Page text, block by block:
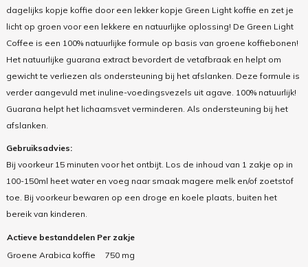
dagelijks kopje koffie door een lekker kopje Green Light koffie en zet je
licht op groen voor een lekkere en natuurlijke oplossing! De Green Light
Coffee is een 100% natuurlijke formule op basis van groene koffiebonen!
Het natuurlijke guarana extract bevordert de vetafbraak en helpt om
gewicht te verliezen als ondersteuning bij het afslanken. Deze formule is
verder aangevuld met inuline-voedingsvezels uit agave. 100% natuurlijk!
Guarana helpt het lichaamsvet verminderen. Als ondersteuning bij het
afslanken.
Gebruiksadvies:
Bij voorkeur 15 minuten voor het ontbijt. Los de inhoud van 1 zakje op in
100-150ml heet water en voeg naar smaak magere melk en/of zoetstof
toe. Bij voorkeur bewaren op een droge en koele plaats, buiten het
bereik van kinderen.
Actieve bestanddelen Per zakje
Groene Arabica koffie
750 mg